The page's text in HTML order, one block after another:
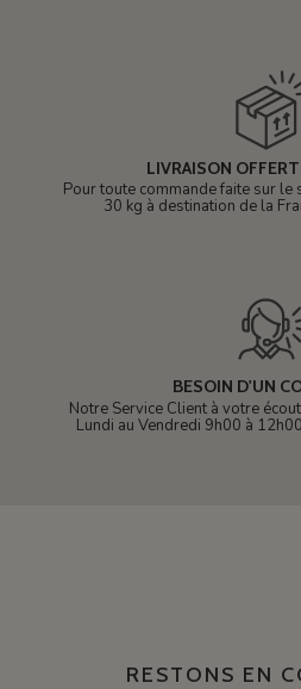
LIVRAISON
Pour toute commande faite sur le
30 kg à destination de la
BESOIN D'UN
Notre Service Client à votre
Lundi au Vendredi 9h00 à
RESTONS EN